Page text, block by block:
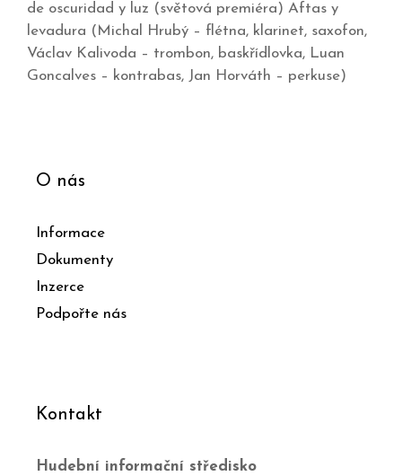
de oscuridad y luz (světová premiéra) Aftas y
levadura (Michal Hrubý – flétna, klarinet, saxofon,
Václav Kalivoda – trombon, baskřídlovka, Luan
Goncalves – kontrabas, Jan Horváth – perkuse)
O nás
Informace
Dokumenty
Inzerce
Podpořte nás
Kontakt
Hudební informační středisko